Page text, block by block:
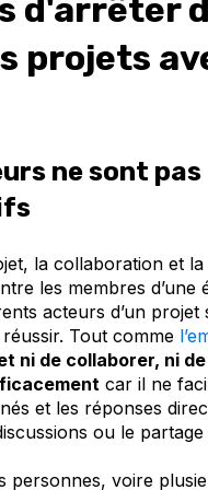
d'arrêter
projets
ne sont pas
la collaboration et la
les membres d’une
acteurs d’un projet
Tout comme
ni de collaborer, ni de
car il ne
et les réponses
ou le partage
personnes, voire